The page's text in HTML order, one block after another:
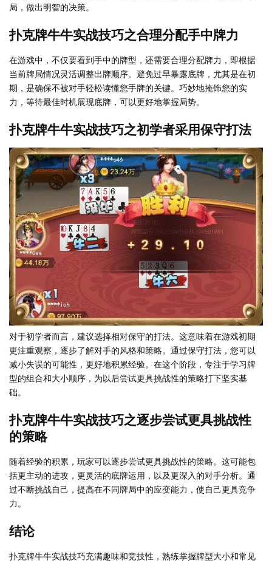
局，做出明智的决策。
扑克牌牛牛实战技巧之合理分配手中牌力
在游戏中，不仅要看到手中的牌型，还需要合理分配牌力，即根据
当前牌局情况灵活调整出牌顺序。避免过早暴露底牌，尤其是在初
期，是确保不被对手轻松读懂您手牌的关键。巧妙地掩饰您的实
力，等待最佳时机展现底牌，可以更好地掌握局势。
扑克牌牛牛实战技巧之初学者采用保守打法
对于初学者而言，建议选择相对保守的打法。这意味着在游戏初期
更注重观察，逐步了解对手的风格和策略。通过保守打法，您可以
减小失误的可能性，更好地积累经验。在这个阶段，专注于学习牌
型的组合和大小顺序，为以后尝试更具挑战性的策略打下坚实基
础。
扑克牌牛牛实战技巧之逐步尝试更具挑战性
的策略
随着经验的积累，玩家可以逐步尝试更具挑战性的策略。这可能包
括更主动的进攻，更灵活的底牌运用，以及更深入的对手分析。通
过不断挑战自己，提高在不同牌局中的应变能力，使自己更具竞争
力。
结论
扑克牌牛牛实战技巧充满趣味和竞技性，熟练掌握牌型大小和常见